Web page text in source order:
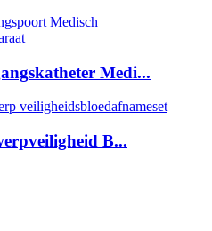
Medi...
B...